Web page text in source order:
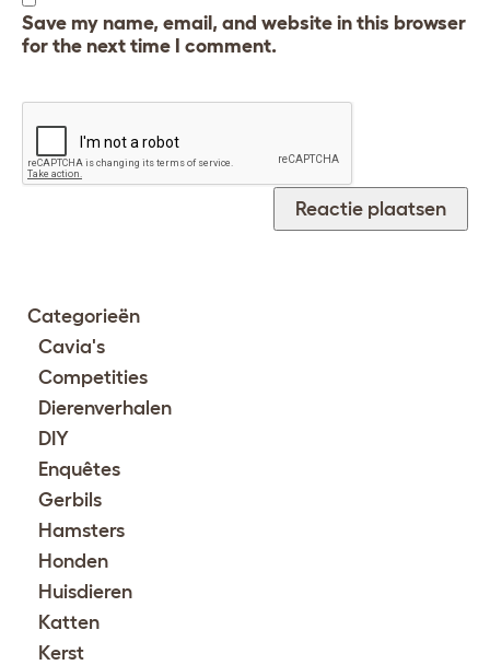
Save my name, email, and website in this browser
for the next time I comment.
Categorieën
Cavia's
Competities
Dierenverhalen
DIY
Enquêtes
Gerbils
Hamsters
Honden
Huisdieren
Katten
Kerst